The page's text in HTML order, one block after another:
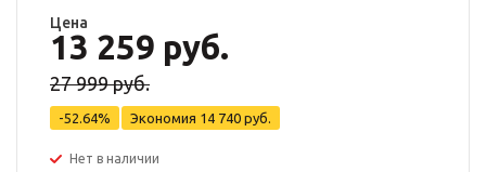
Цена
13 259 руб.
27 999 руб.
-52.64% Экономия 14 740 руб.
Нет в наличии